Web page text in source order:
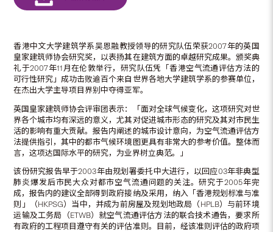
香港中文大学建筑学系吴恩融教授领导的研究队伍荣获2007年的英国
皇家建筑师协会研究奖，以表扬其在建筑方面的卓越研究成果。颁奖典
礼于2007年11月在伦敦举行，研究队伍凭「香港空气流通评估方法的
可行性研究」成功击败逾百个来自世界各地大学建筑学系的参赛单位，
在杰出大学主导项目界别中夺得亚军。
英国皇家建筑师协会评审团表示：「面对全球气候变化，这项研究对世
界各个城市均有深远的意义，尤其对促进城市形态的研究及其对市民生
活的影响有重大贡献。报告内阐述的城市设计意向，为空气流通评估方
法提供指引，其中的都市气候环境图更具有非常大的参考价值。整体而
言，这项达国际水平的研究，为业界树立典范。」
该份研究报告早于2003年由规划署委托中大进行，以回应03年非典型
肺炎爆发后市民大众对都市空气流通问题的关注。研究于2005年完
成，报告内的建议全部得到政府接纳及采用，纳入「香港规划标准与准
则」（HKPSG）当中，并成为前房屋及规划地政局（HPLB）与前环境
运输及工务局（ETWB）就空气流通评估方法的联合技术通告，要求所
有政府的工程项目遵守有关的评估准则。目前，经该准则评估的政府项